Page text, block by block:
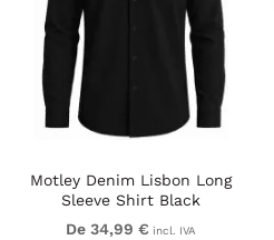
Motley Denim Lisbon Long
Sleeve Shirt Black
De 34,99 € incl. IVA